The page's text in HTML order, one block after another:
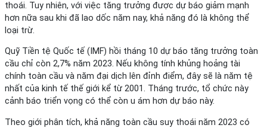
thoái. Tuy nhiên, với việc tăng trưởng được dự báo giảm mạnh
hơn nữa sau khi đã lao dốc năm nay, khả năng đó là không thể
loại trừ.
Quỹ Tiền tệ Quốc tế (IMF) hồi tháng 10 dự báo tăng trưởng toàn
cầu chỉ còn 2,7% năm 2023. Nếu không tính khủng hoảng tài
chính toàn cầu và năm đại dịch lên đỉnh điểm, đây sẽ là năm tệ
nhất của kinh tế thế giới kể từ 2001. Tháng trước, tổ chức này
cảnh báo triển vọng có thể còn u ám hơn dự báo này.
Theo giới phân tích, khả năng toàn cầu suy thoái năm 2023 có